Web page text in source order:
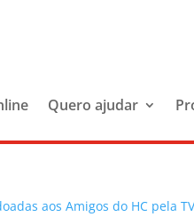
Quero ajudar